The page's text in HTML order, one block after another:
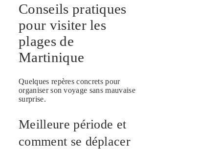
Conseils pratiques
pour visiter les
plages de
Martinique
Quelques repères concrets pour
organiser son voyage sans mauvaise
surprise.
Meilleure période et
comment se déplacer